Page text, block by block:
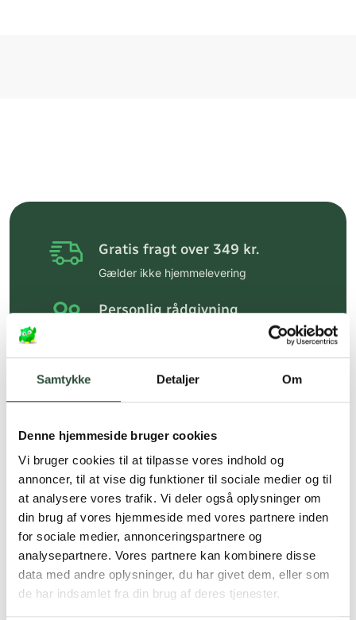
Samtykke Detaljer Om
Denne hjemmeside bruger cookies
Vi bruger cookies til at tilpasse vores indhold og
annoncer, til at vise dig funktioner til sociale medier og til
at analysere vores trafik. Vi deler også oplysninger om
din brug af vores hjemmeside med vores partnere inden
for sociale medier, annonceringspartnere og
analysepartnere. Vores partnere kan kombinere disse
data med andre oplysninger, du har givet dem, eller som
de har indsamlet fra din brug af deres tjenester.
Gratis fragt over 349 kr.
Gælder ikke hjemmelevering
Personlig rådgivning
Hurtig levering (30 min. i Kbh)
Faste lave priser*
*Gælder ikke ernæringsprodukter.
Stort udvalg af kendte
produkter
Vi tilbyder et stort udvalg af kendte
cremer, vitaminer og andre spændende
produkter – altid til fast lav pris.
Læs mere om Uglecare.dk her